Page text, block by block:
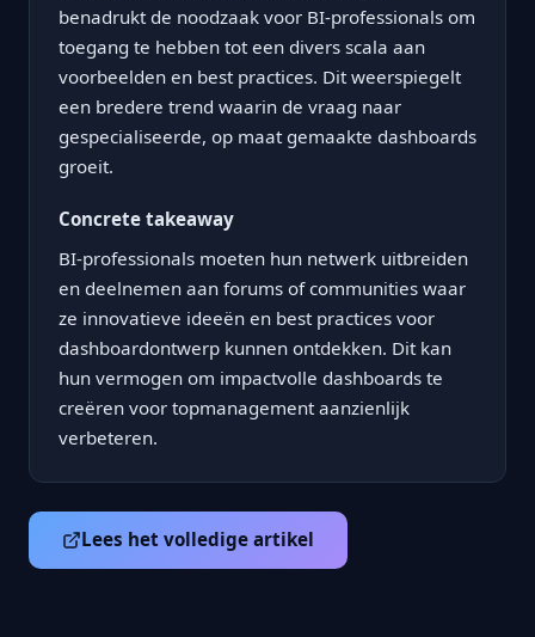
benadrukt de noodzaak voor BI-professionals om
toegang te hebben tot een divers scala aan
voorbeelden en best practices. Dit weerspiegelt
een bredere trend waarin de vraag naar
gespecialiseerde, op maat gemaakte dashboards
groeit.
Concrete takeaway
BI-professionals moeten hun netwerk uitbreiden
en deelnemen aan forums of communities waar
ze innovatieve ideeën en best practices voor
dashboardontwerp kunnen ontdekken. Dit kan
hun vermogen om impactvolle dashboards te
creëren voor topmanagement aanzienlijk
verbeteren.
Lees het volledige artikel